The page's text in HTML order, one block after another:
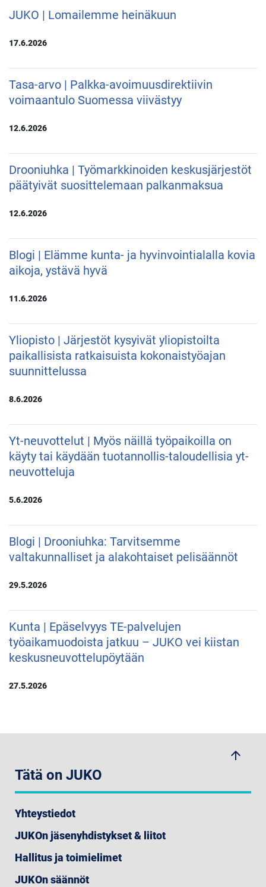
JUKO | Lomailemme heinäkuun
17.6.2026
Tasa-arvo | Palkka-avoimuusdirektiivin
voimaantulo Suomessa viivästyy
12.6.2026
Drooniuhka | Työmarkkinoiden keskusjärjestöt
päätyivät suosittelemaan palkanmaksua
12.6.2026
Blogi | Elämme kunta- ja hyvinvointialalla kovia
aikoja, ystävä hyvä
11.6.2026
Yliopisto | Järjestöt kysyivät yliopistoilta
paikallisista ratkaisuista kokonaistyöajan
suunnittelussa
8.6.2026
Yt-neuvottelut | Myös näillä työpaikoilla on
käyty tai käydään tuotannollis-taloudellisia yt-
neuvotteluja
5.6.2026
Blogi | Drooniuhka: Tarvitsemme
valtakunnalliset ja alakohtaiset pelisäännöt
29.5.2026
Kunta | Epäselvyys TE-palvelujen
työaikamuodoista jatkuu – JUKO vei kiistan
keskusneuvottelupöytään
27.5.2026
arrow_upwards
Tätä on JUKO
Yhteystiedot
JUKOn jäsenyhdistykset & liitot
Hallitus ja toimielimet
JUKOn säännöt